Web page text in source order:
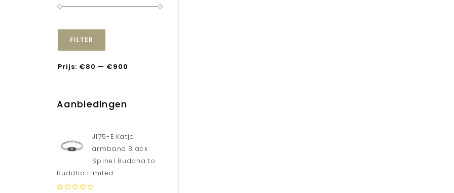
FILTER
Prijs: €80 — €900
Aanbiedingen
J175-E Katja
armband Black
Spinel Buddha to
Buddha Limited